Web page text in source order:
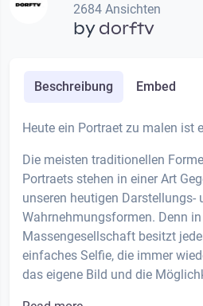
2684 Ansichten
bydorftv
Beschreibung Embed
Heute ein Portraet zu malen ist
Die meisten traditionellen
Portraets stehen in einer Art
unseren heutigen Darstellungs-
Wahrnehmungsformen. Denn
Massengesellschaft besitzt
einfaches Selfie, die immer
das eigene Bild und die